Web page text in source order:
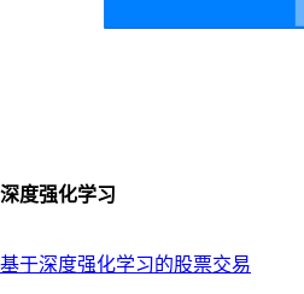
深度强化学习
基于深度强化学习的股票交易